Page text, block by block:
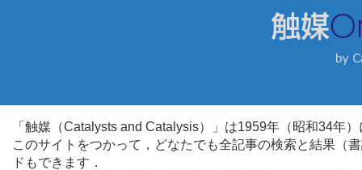
「触媒（Catalysts and Catalysis）」は1959年（昭和34年
このサイトをつかって，どなたでも全記事の検索と結果（
ドもできます．